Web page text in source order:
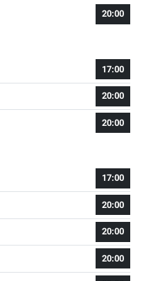
20:00
17:00
20:00
20:00
17:00
20:00
20:00
20:00